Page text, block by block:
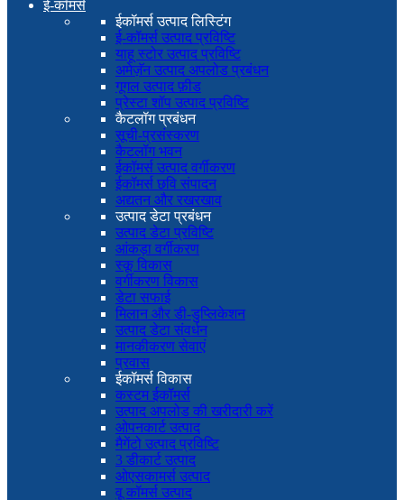
ई-कॉमर्स
ईकॉमर्स उत्पाद लिस्टिंग
ई-कॉमर्स उत्पाद प्रविष्टि
याहू स्टोर उत्पाद प्रविष्टि
अमेज़ॅन उत्पाद अपलोड प्रबंधन
गूगल उत्पाद फ़ीड
प्रेस्टा शॉप उत्पाद प्रविष्टि
कैटलॉग प्रबंधन
सूची-प्रसंस्करण
कैटलॉग भवन
ईकॉमर्स उत्पाद वर्गीकरण
ईकॉमर्स छवि संपादन
अद्यतन और रखरखाव
उत्पाद डेटा प्रबंधन
उत्पाद डेटा प्रविष्टि
आंकड़ा वर्गीकरण
स्कू विकास
वर्गीकरण विकास
डेटा सफाई
मिलान और डी-डुप्लिकेशन
उत्पाद डेटा संवर्धन
मानकीकरण सेवाएं
प्रवास
ईकॉमर्स विकास
कस्टम ईकॉमर्स
उत्पाद अपलोड की खरीदारी करें
ओपनकार्ट उत्पाद
मैगेंटो उत्पाद प्रविष्टि
3 डीकार्ट उत्पाद
ओएसकामर्स उत्पाद
वू कॉमर्स उत्पाद